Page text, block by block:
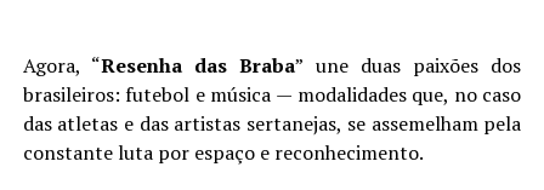
Agora, “Resenha das Braba” une duas paixões dos
brasileiros: futebol e música — modalidades que, no caso
das atletas e das artistas sertanejas, se assemelham pela
constante luta por espaço e reconhecimento.